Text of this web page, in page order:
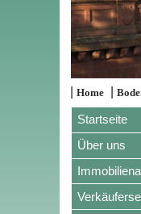
|Home |
Startseite
Über uns